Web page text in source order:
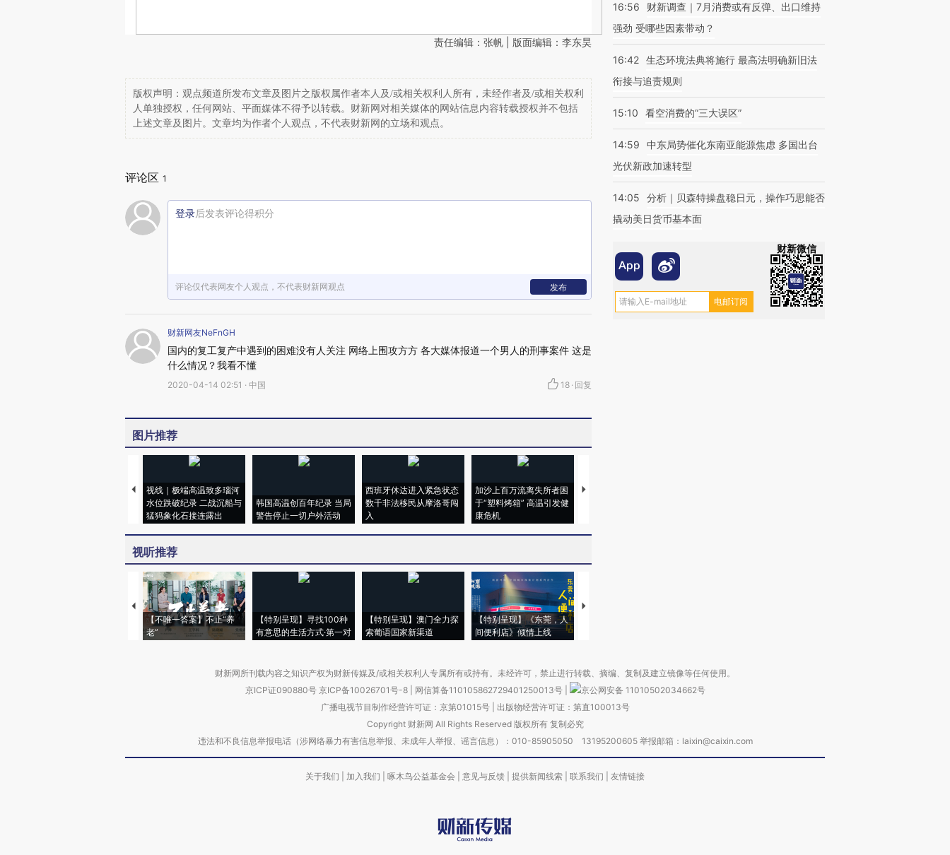
责任编辑：张帆 | 版面编辑：李东昊
版权声明：观点频道所发布文章及图片之版权属作者本人及/或相关权利人所有，未经作者及/或相关权利
人单独授权，任何网站、平面媒体不得予以转载。财新网对相关媒体的网站信息内容转载授权并不包括
上述文章及图片。文章均为作者个人观点，不代表财新网的立场和观点。
评论区 1
登录后发表评论得积分
评论仅代表网友个人观点，不代表财新网观点 发布
财新网友NeFnGH
国内的复工复产中遇到的困难没有人关注 网络上围攻方方 各大媒体报道一个男人的刑事案件 这是
什么情况？我看不懂
2020-04-14 02:51 · 中国 18 · 回复
图片推荐
视线｜极端高温致多瑙河
水位跌破纪录 二战沉船与
猛犸象化石接连露出
韩国高温创百年纪录 当局
警告停止一切户外活动
西班牙休达进入紧急状态
数千非法移民从摩洛哥闯
入
加沙上百万流离失所者困
于“塑料烤箱” 高温引发健
康危机
视线｜HYROX的吸金
视听推荐
【不唯一答案】不止“养
老”
【特别呈现】寻找100种
有意思的生活方式·第一对
【特别呈现】澳门全力探
索葡语国家新渠道
【特别呈现】《东莞，人
间便利店》倾情上线
【推广】走进第四届链博
16:56
财新调查｜7月消费或有反弹、出口维持
强劲 受哪些因素带动？
16:42 生态环境法典将施行 最高法明确新旧法
衔接与追责规则
15:10 看空消费的“三大误区”
14:59
中东局势催化东南亚能源焦虑 多国出台
光伏新政加速转型
14:05
分析｜贝森特操盘稳日元，操作巧思能否
撬动美日货币基本面
财新微信
财新网所刊载内容之知识产权为财新传媒及/或相关权利人专属所有或持有。未经许可，禁止进行转载、摘编、复制及建立镜像等任何使用。
京ICP证090880号 京ICP备10026701号-8 网信算备110105862729401250013号
京公网安备 11010502034662号
广播电视节目制作经营许可证：京第01015号| 出版物经营许可证：第直100013号
Copyright 财新网 All Rights Reserved 版权所有 复制必究
违法和不良信息举报电话（涉网络暴力有害信息举报、未成年人举报、谣言信息）：010-85905050 13195200605 举报邮箱：laixin@caixin.com
关于我们 加入我们 啄木鸟公益基金会 意见与反馈 提供新闻线索 联系我们 友情链接